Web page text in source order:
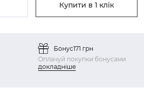
Купити в 1 клік
Бонус171 грн
Оплачуй покупки бонусами
докладніше